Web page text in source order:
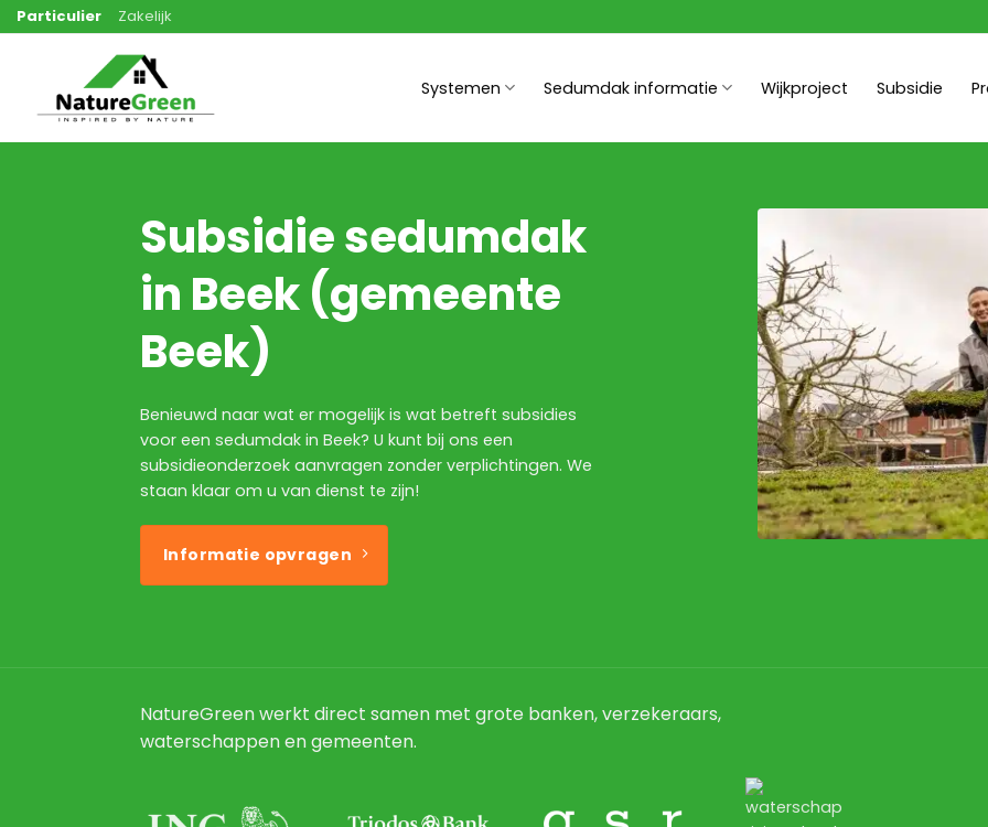
Ga
naar
Particulier Zakelijk
Systemen Sedumdak informatie Wijkproject Subsidie
Subsidie sedumdak
in Beek (gemeente
Beek)
Benieuwd naar wat er mogelijk is wat betreft subsidies
voor een sedumdak in Beek? U kunt bij ons een
subsidieonderzoek aanvragen zonder verplichtingen. We
staan klaar om u van dienst te zijn!
Informatie opvragen
NatureGreen werkt direct samen met grote banken, verzekeraars,
waterschappen en gemeenten.